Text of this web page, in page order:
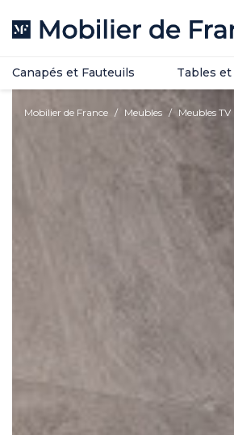
Canapés et Fauteuils Tables et
Mobilier de France Meubles Meubles TV